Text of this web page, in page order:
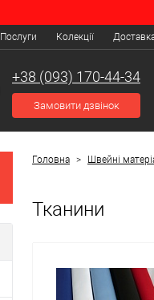
Послуги Колекції
+38 (093) 170-44-34
Замовити дзвінок
Головна > Швейні
Тканини